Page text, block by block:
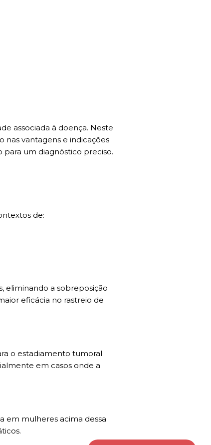
associada à doença. Neste
nas vantagens e indicações
um diagnóstico preciso.
de:
eliminando a sobreposição
eficácia no rastreio de
o estadiamento tumoral
em casos onde a
em mulheres acima dessa